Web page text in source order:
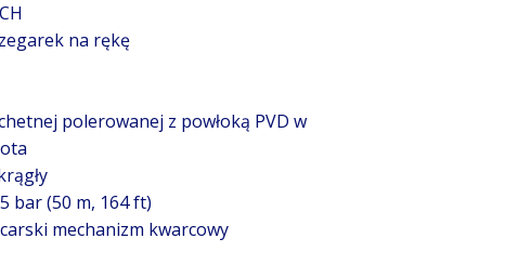
na rękę
polerowanej z powłoką PVD w
bar (50 m, 164 ft)
mechanizm kwarcowy